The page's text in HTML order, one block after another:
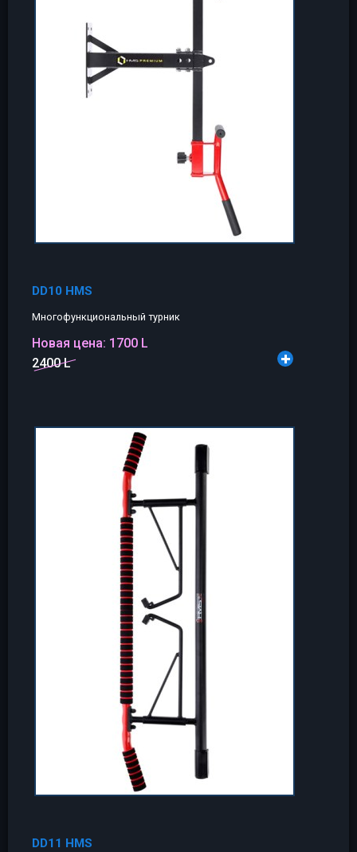
DD10 HMS
Многофункциональный турник
Новая цена: 1700 L
2400 L
DD11 HMS